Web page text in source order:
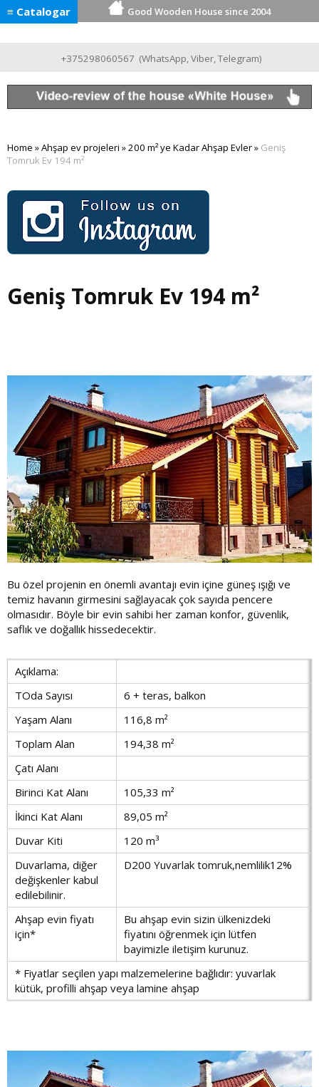
≡ Catalogar Good Wooden House since 2004
+375298060567 (WhatsApp,Viber,Telegram)
Home »Ahşap ev projeleri »200 m² ye Kadar Ahşap Evler» Geniş
Tomruk Ev 194 m²
Geniş Tomruk Ev 194 m²
Bu özel projenin en önemli avantajı evin içine güneş ışığı ve
temiz havanın girmesini sağlayacak çok sayıda pencere
olmasıdır. Böyle bir evin sahibi her zaman konfor, güvenlik,
saflık ve doğallık hissedecektir.
Açıklama:
TOda Sayısı
6 + teras, balkon
Yaşam Alanı
116,8 m²
Toplam Alan
194,38 m²
Çatı Alanı
Birinci Kat Alanı
105,33 m²
İkinci Kat Alanı
89,05 m²
Duvar Kiti
120 m³
Duvarlama, diğer
değişkenler kabul
edilebilinir.
D200 Yuvarlak tomruk,nemlilik12%
Ahşap evin fiyatı
için*
Bu ahşap evin sizin ülkenizdeki
fiyatını öğrenmek için lütfen
bayimizle iletişim kurunuz.
* Fiyatlar seçilen yapı malzemelerine bağlıdır: yuvarlak
kütük, profilli ahşap veya lamine ahşap